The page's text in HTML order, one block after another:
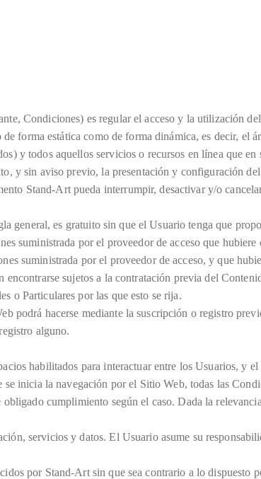
Condiciones) es regular el acceso y la utilización
forma estática como de forma dinámica, es decir, el
y todos aquellos servicios o recursos en línea que
y sin aviso previo, la presentación y configuración
Stand-Art pueda interrumpir, desactivar y/o
general, es gratuito sin que el Usuario tenga que
suministrada por el proveedor de acceso que
suministrada por el proveedor de acceso, y que
sujetos a la contratación previa del
o Particulares por las que esto se rija.
podrá hacerse mediante la suscripción o registro
alguno.
habilitados para interactuar entre los Usuarios, y
inicia la navegación por el Sitio Web, todas las
cumplimiento según el caso. Dada la
servicios y datos. El Usuario asume su
por Stand-Art sin que sea contrario a lo dispuesto